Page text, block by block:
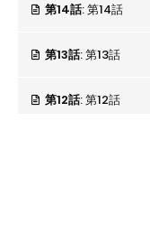
第14話: 第14話
第13話: 第13話
第12話: 第12話